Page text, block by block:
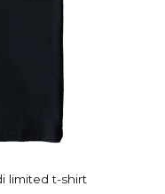
limited t-shirt